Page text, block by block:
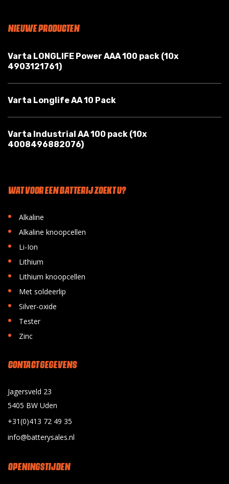
NIEUWE PRODUCTEN
Varta LONGLIFE Power AAA 100 pack (10x
4903121761)
Varta Longlife AA 10 Pack
Varta Industrial AA 100 pack (10x
4008496882076)
WAT VOOR EEN BATTERIJ ZOEKT U?
• Alkaline
• Alkaline knoopcellen
• Li-Ion
• Lithium
• Lithium knoopcellen
• Met soldeerlip
• Silver-oxide
• Tester
• Zinc
CONTACT GEGEVENS
Jagersveld 23
5405 BW Uden
+31(0)413 72 49 35
info@batterysales.nl
OPENINGSTIJDEN